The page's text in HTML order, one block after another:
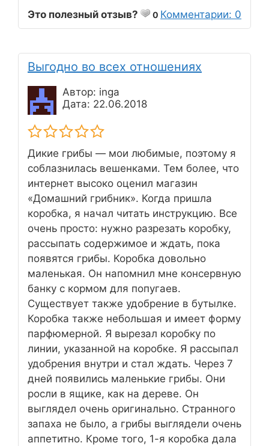
Это полезный отзыв?
0 Комментарии: 0
Выгодно во всех отношениях
Автор: inga
Дата: 22.06.2018
Дикие грибы — мои любимые, поэтому я
соблазнилась вешенками. Тем более, что
интернет высоко оценил магазин
«Домашний грибник». Когда пришла
коробка, я начал читать инструкцию. Все
очень просто: нужно разрезать коробку,
рассыпать содержимое и ждать, пока
появятся грибы. Коробка довольно
маленькая. Он напомнил мне консервную
банку с кормом для попугаев.
Существует также удобрение в бутылке.
Коробка также небольшая и имеет форму
парфюмерной. Я вырезал коробку по
линии, указанной на коробке. Я рассыпал
удобрения внутри и стал ждать. Через 7
дней появились маленькие грибы. Они
росли в ящике, как на дереве. Он
выглядел очень оригинально. Странного
запаха не было, а грибы выглядели очень
аппетитно. Кроме того, 1-я коробка дала